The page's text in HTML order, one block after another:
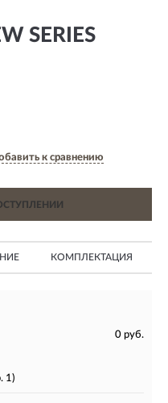
SERIES
к сравнению
КОМПЛЕКТАЦИЯ
0 руб.
1)